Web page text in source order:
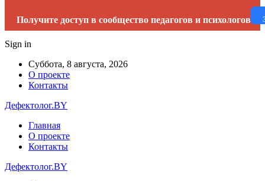
Получите доступ в сообщество педагогов и психологов
Sign in
Суббота, 8 августа, 2026
О проекте
Контакты
Дефектолог.BY
Главная
О проекте
Контакты
Дефектолог.BY